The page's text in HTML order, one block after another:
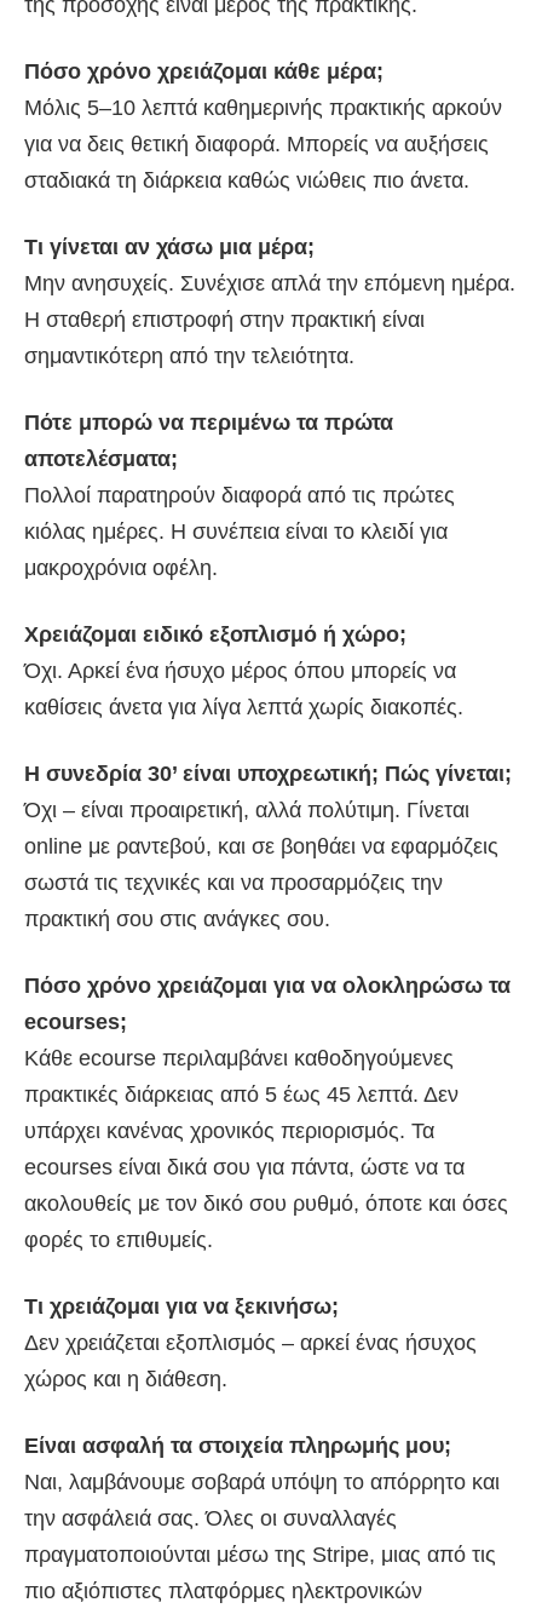
της προσοχής είναι μέρος της πρακτικής.
Πόσο χρόνο χρειάζομαι κάθε μέρα;
Μόλις 5–10 λεπτά καθημερινής πρακτικής αρκούν
για να δεις θετική διαφορά. Μπορείς να αυξήσεις
σταδιακά τη διάρκεια καθώς νιώθεις πιο άνετα.
Τι γίνεται αν χάσω μια μέρα;
Μην ανησυχείς. Συνέχισε απλά την επόμενη ημέρα.
Η σταθερή επιστροφή στην πρακτική είναι
σημαντικότερη από την τελειότητα.
Πότε μπορώ να περιμένω τα πρώτα
αποτελέσματα;
Πολλοί παρατηρούν διαφορά από τις πρώτες
κιόλας ημέρες. Η συνέπεια είναι το κλειδί για
μακροχρόνια οφέλη.
Χρειάζομαι ειδικό εξοπλισμό ή χώρο;
Όχι. Αρκεί ένα ήσυχο μέρος όπου μπορείς να
καθίσεις άνετα για λίγα λεπτά χωρίς διακοπές.
Η συνεδρία 30’ είναι υποχρεωτική; Πώς γίνεται;
Όχι – είναι προαιρετική, αλλά πολύτιμη. Γίνεται
online με ραντεβού, και σε βοηθάει να εφαρμόζεις
σωστά τις τεχνικές και να προσαρμόζεις την
πρακτική σου στις ανάγκες σου.
Πόσο χρόνο χρειάζομαι για να ολοκληρώσω τα
ecourses;
Κάθε ecourse περιλαμβάνει καθοδηγούμενες
πρακτικές διάρκειας από 5 έως 45 λεπτά. Δεν
υπάρχει κανένας χρονικός περιορισμός. Τα
ecourses είναι δικά σου για πάντα, ώστε να τα
ακολουθείς με τον δικό σου ρυθμό, όποτε και όσες
φορές το επιθυμείς.
Τι χρειάζομαι για να ξεκινήσω;
Δεν χρειάζεται εξοπλισμός – αρκεί ένας ήσυχος
χώρος και η διάθεση.
Είναι ασφαλή τα στοιχεία πληρωμής μου;
Ναι, λαμβάνουμε σοβαρά υπόψη το απόρρητο και
την ασφάλειά σας. Όλες οι συναλλαγές
πραγματοποιούνται μέσω της Stripe, μιας από τις
πιο αξιόπιστες πλατφόρμες ηλεκτρονικών